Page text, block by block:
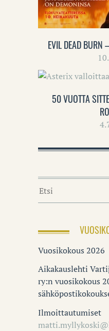
EVIL DEAD BURN
50 VUOTTA
Vuosikokous 2026
Aikakauslehti
ry:n vuosikokous
Ilmoittautumiset